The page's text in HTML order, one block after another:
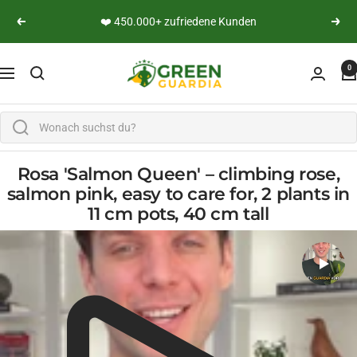
Previous
👨‍🔬 Persönliche Expertenberatung Next
Navigation
Green Guardia - Ihr Experte für Schädlinge und 0
Rosa 'Salmon Queen' – climbing rose,
salmon pink, easy to care for, 2 plants in
11 cm pots, 40 cm tall